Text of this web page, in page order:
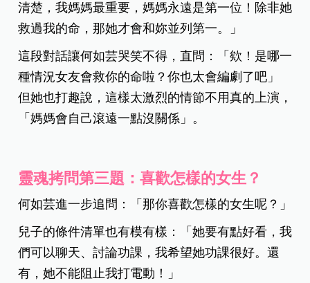
清楚，我媽媽最重要，媽媽永遠是第一位！除非她
救過我的命，那她才會和妳並列第一。」
這段對話讓何如芸哭笑不得，直問：「欸！是哪一
種情況女友會救你的命啦？你也太會編劇了吧」
但她也打趣說，這樣太激烈的情節不用真的上演，
「媽媽會自己滾遠一點沒關係」。
靈魂拷問第三題：喜歡怎樣的女生？
何如芸進一步追問：「那你喜歡怎樣的女生呢？」
兒子的條件清單也有模有樣：「她要有點好看，我
們可以聊天、討論功課，我希望她功課很好。還
有，她不能阻止我打電動！」